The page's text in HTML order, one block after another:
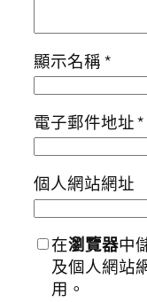
顯示名稱*
電子郵件地址*
個人網站網址
在瀏覽器中
及個人網站
用。